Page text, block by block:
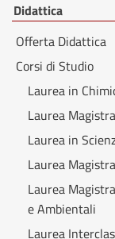
Didattica
Offerta Didattica
Corsi di Studio
Laurea in
Laurea
Laurea in
Laurea
Laurea
e Ambientali
Laurea